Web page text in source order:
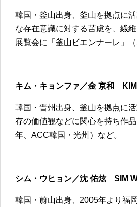
韓国・釜山出身、釜山を拠点に
な存在意識に対する苦慮を、繊
展覧会に「釜山ビエンナーレ」
キム・キョンファ／金 京和
韓国・晋州出身、釜山を拠点に
存の価値観などに関心を持ち作
年、ACC韓国・光州）など。
シム・ウヒョン／沈 佑炫 SIM
韓国・蔚山出身、2005年より福